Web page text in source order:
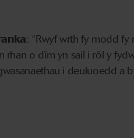
: “Rwyf wrth fy modd
rhan o dîm yn sail i rôl y
i deuluoedd a